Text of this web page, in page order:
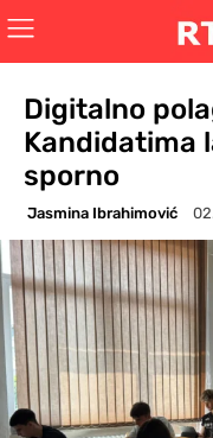
Digitalno
Kandidatima
sporno
Jasmina Ibrahimović